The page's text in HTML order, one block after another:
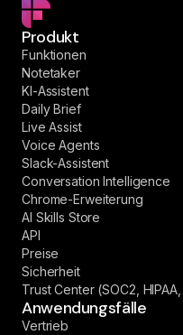
Produkt
Funktionen
Notetaker
KI-Assistent
Daily Brief
Live Assist
Voice Agents
Slack-Assistent
Conversation Intelligence
Chrome-Erweiterung
AI Skills Store
API
Preise
Sicherheit
Trust Center (SOC2, HIPAA,
Anwendungsfälle
Vertrieb